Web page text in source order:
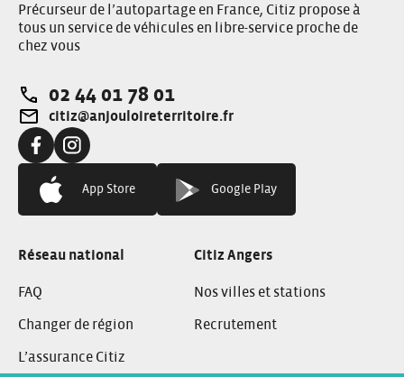
Précurseur de l’autopartage en France, Citiz propose à
tous un service de véhicules en libre-service proche de
chez vous
Téléphone:
02 44 01 78 01
Adresse e-mail:
citiz@anjouloireterritoire.fr
Facebook:Instagram:
App Store Google Play
Réseau national
FAQ
Changer de région
L’assurance Citiz
Citiz Angers
Nos villes et stations
Recrutement